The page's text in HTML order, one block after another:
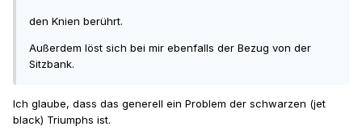
den Knien berührt.
Außerdem löst sich bei mir ebenfalls der Bezug von der
Sitzbank.
Ich glaube, dass das generell ein Problem der schwarzen (jet
black) Triumphs ist.